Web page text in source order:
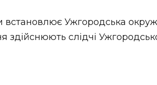
встановлює Ужгородська
здійснюють слідчі